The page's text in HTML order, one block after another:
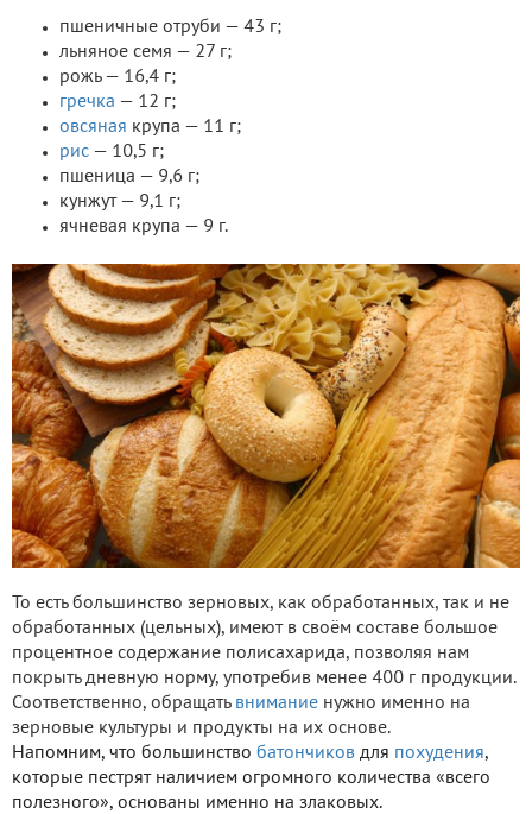
пшеничные отруби — 43 г;
льняное семя — 27 г;
рожь — 16,4 г;
гречка — 12 г;
овсяная крупа — 11 г;
рис — 10,5 г;
пшеница — 9,6 г;
кунжут — 9,1 г;
ячневая крупа — 9 г.
То есть большинство зерновых, как обработанных, так и не
обработанных (цельных), имеют в своём составе большое
процентное содержание полисахарида, позволяя нам
покрыть дневную норму, употребив менее 400 г продукции.
Соответственно, обращать внимание нужно именно на
зерновые культуры и продукты на их основе.
Напомним, что большинство батончиков для похудения,
которые пестрят наличием огромного количества «всего
полезного», основаны именно на злаковых.